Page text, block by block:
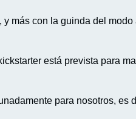
más con la guinda del
está prevista para
para nosotros,